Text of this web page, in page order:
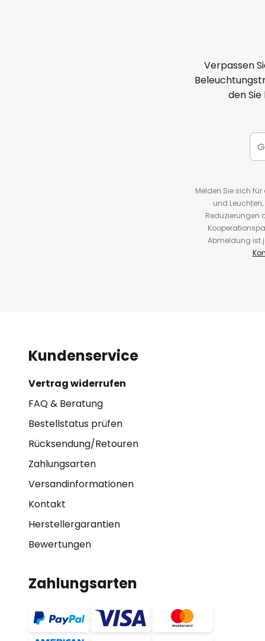
Verpassen
den
Melden Sie sich
und
Reduzierungen
Abmeldung ist
Kundenservice
Vertrag widerrufen
FAQ & Beratung
Bestellstatus prüfen
Rücksendung/Retouren
Zahlungsarten
Versandinformationen
Kontakt
Herstellergarantien
Bewertungen
Zahlungsarten